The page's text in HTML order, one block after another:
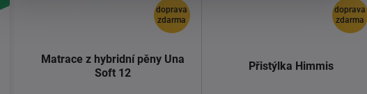
doprava
zdarma
Matrace z hybridní pěny Una
Soft 12
doprava
zdarma
Přistýlka Himmis